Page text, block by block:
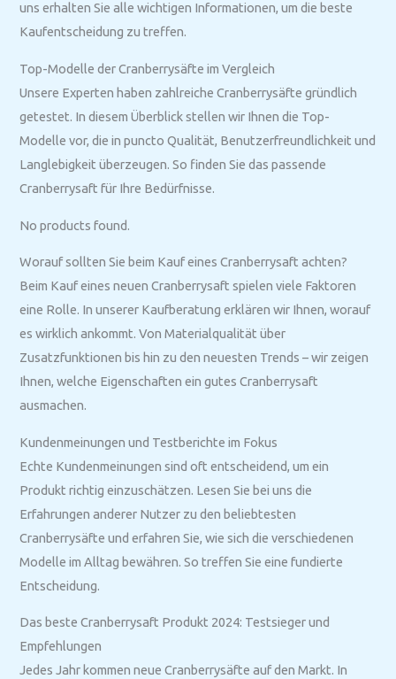
uns erhalten Sie alle wichtigen Informationen, um die beste
Kaufentscheidung zu treffen.
Top-Modelle der Cranberrysäfte im Vergleich
Unsere Experten haben zahlreiche Cranberrysäfte gründlich
getestet. In diesem Überblick stellen wir Ihnen die Top-
Modelle vor, die in puncto Qualität, Benutzerfreundlichkeit und
Langlebigkeit überzeugen. So finden Sie das passende
Cranberrysaft für Ihre Bedürfnisse.
No products found.
Worauf sollten Sie beim Kauf eines Cranberrysaft achten?
Beim Kauf eines neuen Cranberrysaft spielen viele Faktoren
eine Rolle. In unserer Kaufberatung erklären wir Ihnen, worauf
es wirklich ankommt. Von Materialqualität über
Zusatzfunktionen bis hin zu den neuesten Trends – wir zeigen
Ihnen, welche Eigenschaften ein gutes Cranberrysaft
ausmachen.
Kundenmeinungen und Testberichte im Fokus
Echte Kundenmeinungen sind oft entscheidend, um ein
Produkt richtig einzuschätzen. Lesen Sie bei uns die
Erfahrungen anderer Nutzer zu den beliebtesten
Cranberrysäfte und erfahren Sie, wie sich die verschiedenen
Modelle im Alltag bewähren. So treffen Sie eine fundierte
Entscheidung.
Das beste Cranberrysaft Produkt 2024: Testsieger und
Empfehlungen
Jedes Jahr kommen neue Cranberrysäfte auf den Markt. In